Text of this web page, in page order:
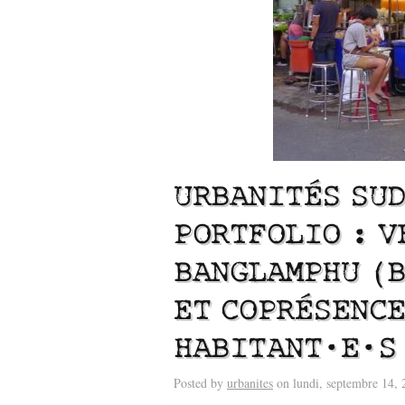
URBANITÉS
PORTFOLIO :
BANGLAMPHU
ET
HABITANT·E·S
Posted by urbanites on lundi, septembre 14,
Sous le feu du numérique. Spatialités et
énergie des data centers
Vu / Les
exemples
années